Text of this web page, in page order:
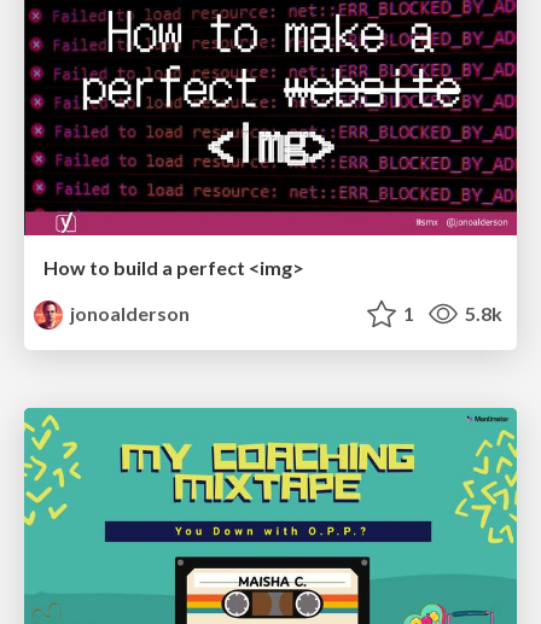
How to build a perfect <img>
jonoalderson
1 5.8k